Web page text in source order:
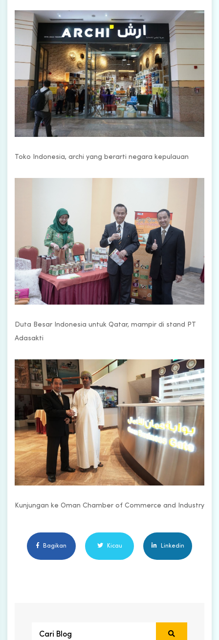
Toko Indonesia, archi yang berarti negara kepulauan
Duta Besar Indonesia untuk Qatar, mampir di stand PT
Adasakti
Kunjungan ke Oman Chamber of Commerce and Industry
Bagikan Kicau Linkedin